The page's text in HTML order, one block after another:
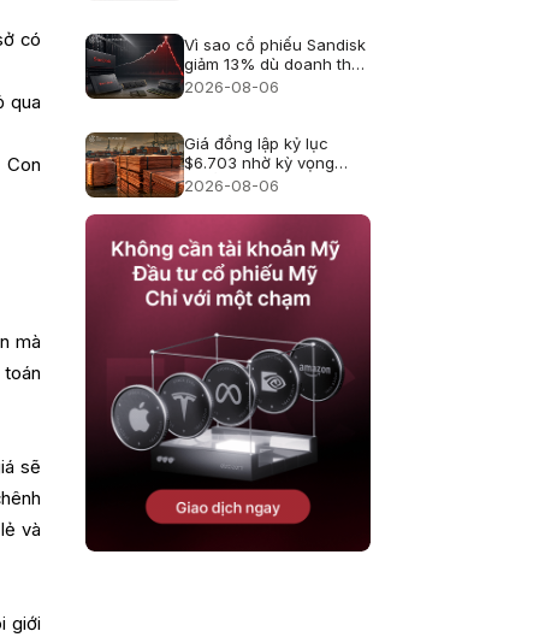
có
qua
Con
mà
toán
sẽ
và
giới
Vì sao cổ phiếu Sandisk
giảm 13% dù doanh thu
kỷ lục?
2026-08-06
Giá đồng lập kỷ lục
$6.703 nhờ kỳ vọng
thuế quan
2026-08-06